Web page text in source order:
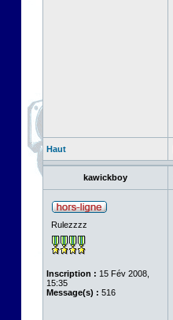
Haut
kawickboy
Rulezzzz
Inscription : 15 Fév 2008,
15:35
Message(s) : 516